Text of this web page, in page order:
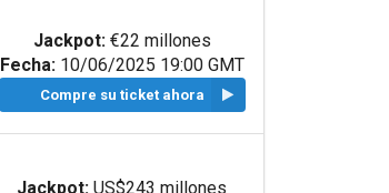
Jackpot:€22 millones
Fecha:10/06/2025 19:00 GMT
Compre su ticket ahora
Jackpot: US$243 millones